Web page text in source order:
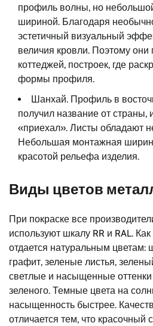
профиль волны, но
шириной. Благодаря
эстетичный визуальный
величия кровли. Поэтому
коттеджей, построек, где
формы профиля.
Шанхай. Профиль в
получил название от страны,
«приехал». Листы обладают
Небольшая монтажная
красотой рельефа изделия.
Виды цветов
При покраске все
используют шкалу RR и RAL.
отдается натуральным цветам:
графит, зеленые листья,
светлые и насыщенные оттенки
зеленого. Темные цвета на
насыщенность быстрее.
отличается тем, что красочный